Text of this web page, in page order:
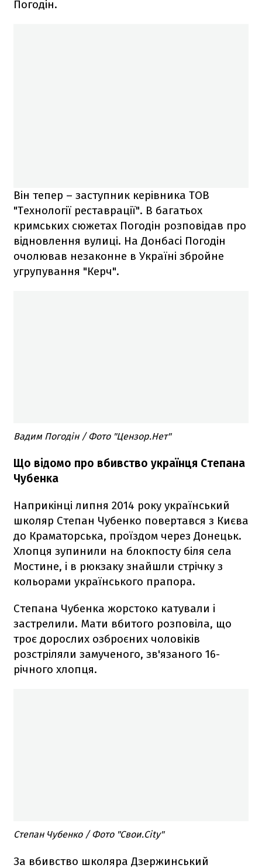
Погодін.
Він тепер – заступник керівника ТОВ
"Технології реставрації". В багатьох
кримських сюжетах Погодін розповідав про
відновлення вулиці. На Донбасі Погодін
очолював незаконне в Україні збройне
угрупування "Керч".
Вадим Погодін / Фото "Цензор.Нет"
Що відомо про вбивство українця Степана
Чубенка
Наприкінці липня 2014 року український
школяр Степан Чубенко повертався з Києва
до Краматорська, проїздом через Донецьк.
Хлопця зупинили на блокпосту біля села
Мостине, і в рюкзаку знайшли стрічку з
кольорами українського прапора.
Степана Чубенка жорстоко катували і
застрелили. Мати вбитого розповіла, що
троє дорослих озброєних чоловіків
розстріляли замученого, зв'язаного 16-
річного хлопця.
Степан Чубенко / Фото "Свои.City"
За вбивство школяра Дзержинський